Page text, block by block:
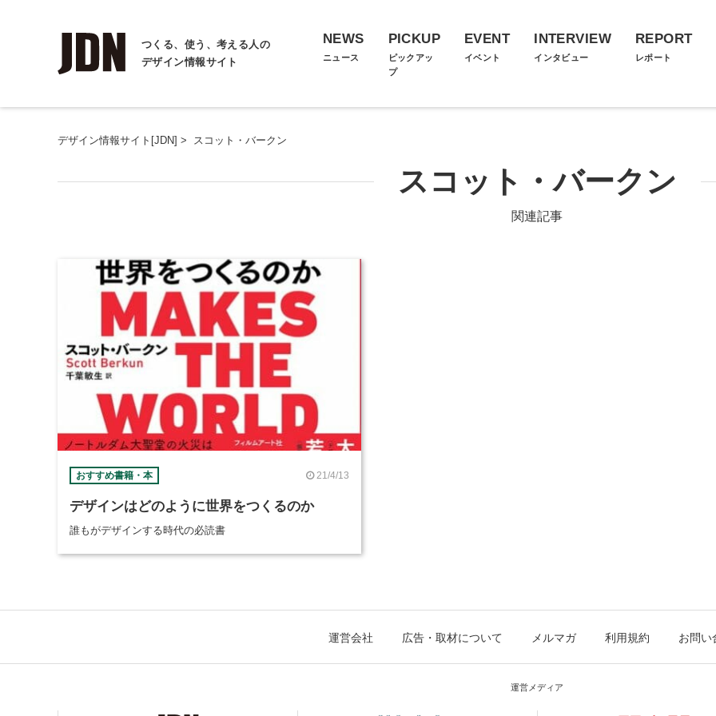
つくる、使う、考える人の
デザイン情報サイト
NEWS
ニュース
PICKUP
ピックアッ
プ
EVENT
イベント
INTERVIEW
インタビュー
REPORT
レポート
デザイン情報サイト[JDN] > スコット・バークン
スコット・バークン
関連記事
おすすめ書籍・本 21/4/13
デザインはどのように世界をつくるのか
誰もがデザインする時代の必読書
運営会社 広告・取材について メルマガ 利用規約 お問い
運営メディア